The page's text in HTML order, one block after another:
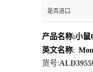
是否进口
产品名称:小鼠
英文名称:
货号: